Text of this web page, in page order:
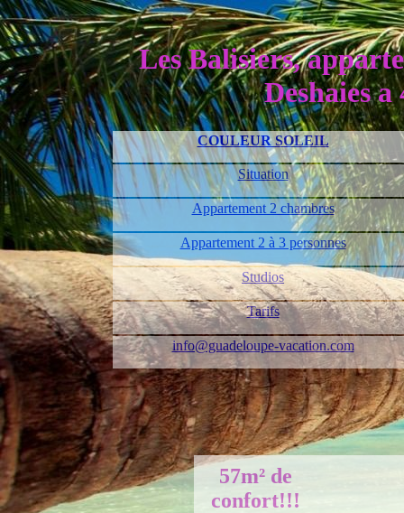
Les Balisiers,
Deshaies
COULEUR SOLEIL
Situation
Appartement 2 chambres
Appartement 2 à 3 personnes
Studios
Tarifs
info@guadeloupe-vacation.com
57m² de
confort!!!